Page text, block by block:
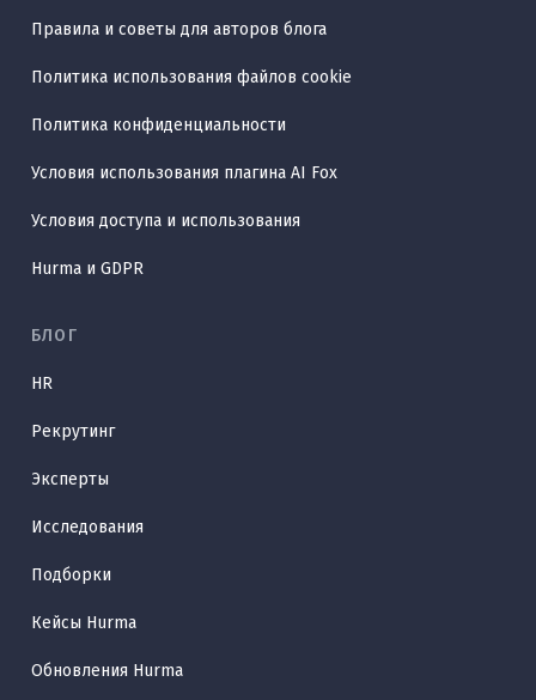
Правила и советы для авторов блога
Политика использования файлов cookie
Политика конфиденциальности
Условия использования плагина AI Fox
Условия доступа и использования
Hurma и GDPR
БЛОГ
HR
Рекрутинг
Эксперты
Исследования
Подборки
Кейсы Hurma
Обновления Hurma